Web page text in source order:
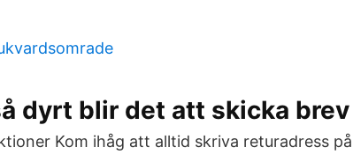
dyrt blir det att skicka brev
Kom ihåg att alltid skriva returadress